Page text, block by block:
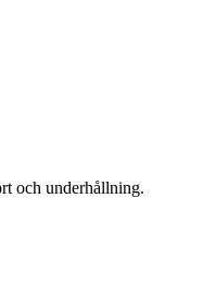
och underhållning.